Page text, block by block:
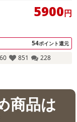
5900円
54ポイント還元
60 851 228
商品は